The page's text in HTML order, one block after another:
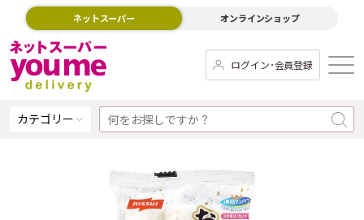
ネットスーパー オンラインショップ
ログイン･会員登録
カテゴリー